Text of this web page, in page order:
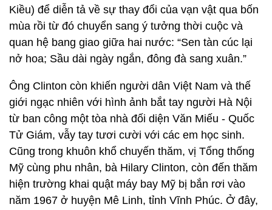
Kiều) để diễn tả về sự thay đổi của vạn vật qua bốn
mùa rồi từ đó chuyển sang ý tưởng thời cuộc và
quan hệ bang giao giữa hai nước: “Sen tàn cúc lại
nở hoa; Sầu dài ngày ngắn, đông đà sang xuân.”
Ông Clinton còn khiến người dân Việt Nam và thế
giới ngạc nhiên với hình ảnh bắt tay người Hà Nội
từ ban công một tòa nhà đối diện Văn Miếu - Quốc
Tử Giám, vẫy tay tươi cười với các em học sinh.
Cũng trong khuôn khổ chuyến thăm, vị Tổng thống
Mỹ cùng phu nhân, bà Hilary Clinton, còn đến thăm
hiện trường khai quật máy bay Mỹ bị bắn rơi vào
năm 1967 ở huyện Mê Linh, tỉnh Vĩnh Phúc. Ở đây,